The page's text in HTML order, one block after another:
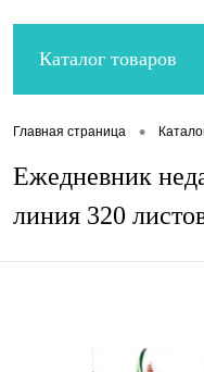
Каталог товаров
Главная страница •
Ежедневник
линия 320